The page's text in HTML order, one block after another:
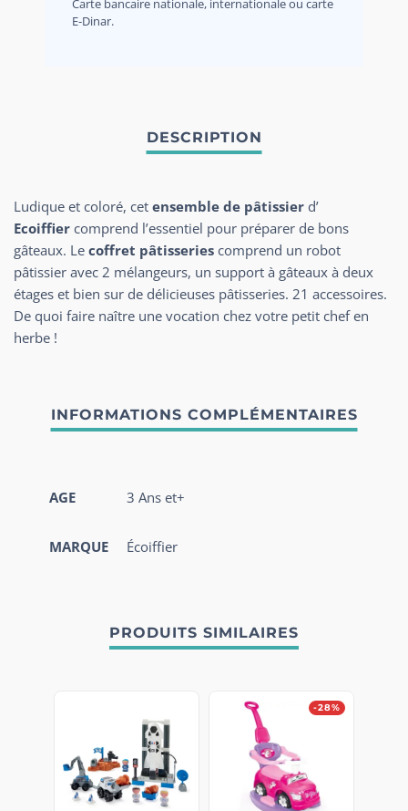
Carte bancaire nationale, internationale ou carte
E-Dinar.
Ludique et coloré, cet ensemble de pâtissier d’
Ecoiffier comprend l’essentiel pour préparer de bons
gâteaux. Le coffret pâtisseries comprend un robot
pâtissier avec 2 mélangeurs, un support à gâteaux à deux
étages et bien sur de délicieuses pâtisseries. 21 accessoires.
De quoi faire naître une vocation chez votre petit chef en
herbe !
AGE 3 Ans et+
MARQUE Écoiffier
PRODUITS SIMILAIRES
-28%